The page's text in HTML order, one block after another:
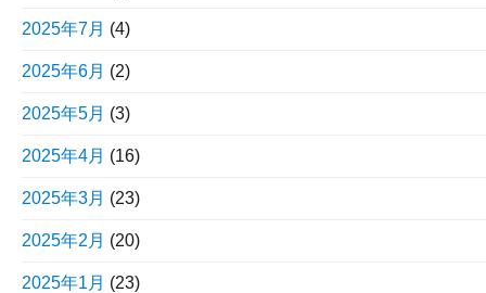
2025年7月 (4)
2025年6月 (2)
2025年5月 (3)
2025年4月 (16)
2025年3月 (23)
2025年2月 (20)
2025年1月 (23)